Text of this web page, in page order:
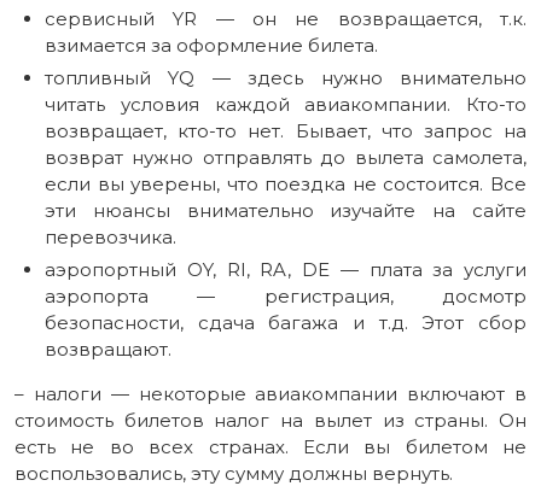
сервисный YR — он не возвращается, т.к.
взимается за оформление билета.
топливный YQ — здесь нужно внимательно
читать условия каждой авиакомпании. Кто-то
возвращает, кто-то нет. Бывает, что запрос на
возврат нужно отправлять до вылета самолета,
если вы уверены, что поездка не состоится. Все
эти нюансы внимательно изучайте на сайте
перевозчика.
аэропортный OY, RI, RA, DE — плата за услуги
аэропорта — регистрация, досмотр
безопасности, сдача багажа и т.д. Этот сбор
возвращают.
– налоги — некоторые авиакомпании включают в
стоимость билетов налог на вылет из страны. Он
есть не во всех странах. Если вы билетом не
воспользовались, эту сумму должны вернуть.